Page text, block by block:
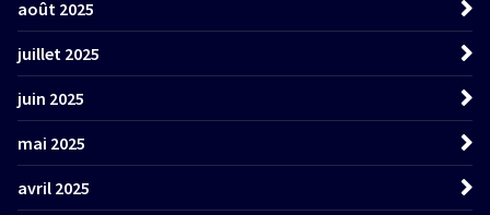
août 2025
juillet 2025
juin 2025
mai 2025
avril 2025